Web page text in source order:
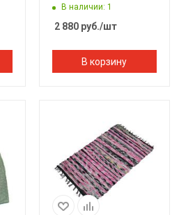
штучки
В наличии: 1
2 880руб./шт
В корзину